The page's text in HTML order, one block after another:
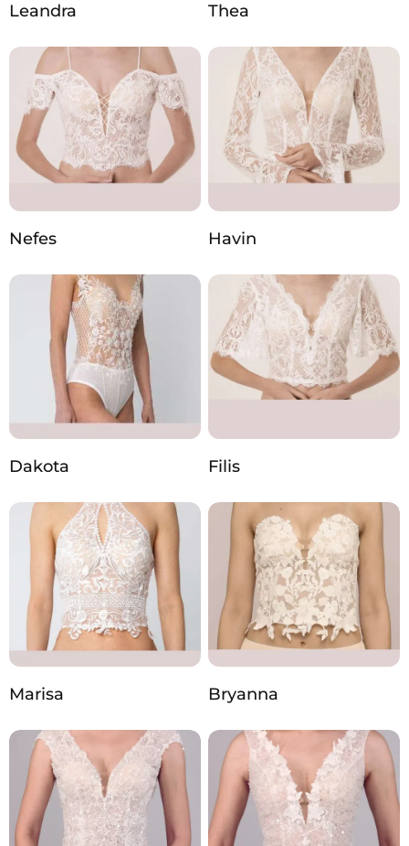
Leandra Thea
Nefes Havin
Dakota Filis
Marisa Bryanna